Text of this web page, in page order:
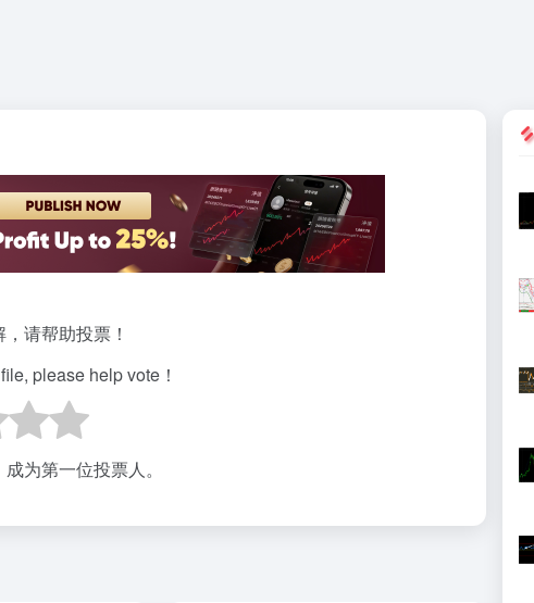
请帮助投票！
please help vote！
为第一位投票人。